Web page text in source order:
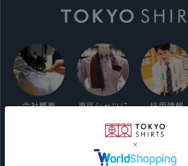
会社概要
東京シャツに
採用情報
ご利用ガイド